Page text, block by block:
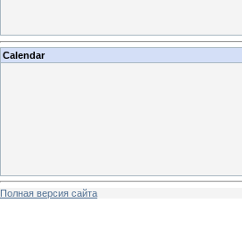
Calendar
Полная версия сайта